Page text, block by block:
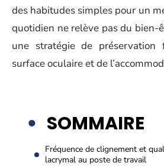
des habitudes simples pour un
quotidien ne relève pas du bien-
une stratégie de préservation
surface oculaire et de
SOMMAIRE
Fréquence de clignement et
lacrymal au poste de travail